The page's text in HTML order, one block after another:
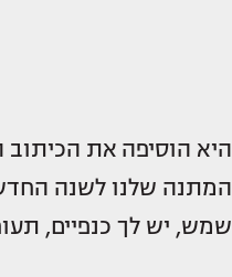
המתנה שלנו לשנה
שמש, יש לך כנפיים,